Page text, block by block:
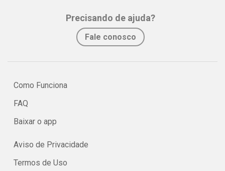
Precisando de ajuda?
Fale conosco
Como Funciona
FAQ
Baixar o app
Aviso de Privacidade
Termos de Uso